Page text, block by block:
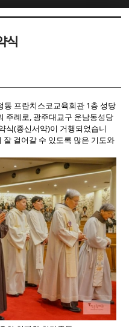
식
동 프란치스코교육회관 1층 성당
주례로, 광주대교구 운남동성당
식(종신서약)이 거행되었습니
걸어갈 수 있도록 많은 기도와
북5
치북5
북5
치북5